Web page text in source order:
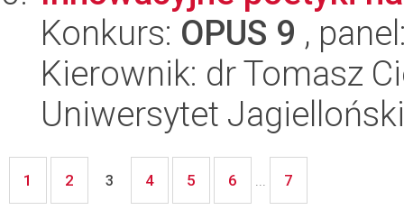
Konkurs: OPUS 9 ,
Kierownik: dr Tomasz
Uniwersytet
1 2 3 4 5 6 ... 7